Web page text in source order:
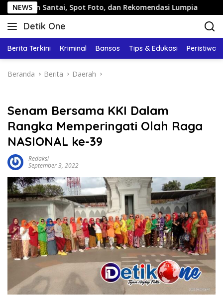
Langsung
ke
konten
NEWSSpot Foto, dan Rekomendasi Lumpia Panduan
Detik One
Tajam
Fakta
Berita Terkini Kriminal Bansos Tips & Edukasi Peristiwa
Beranda Berita Daerah
Senam Bersama KKI Dalam
Rangka Memperingati Olah Raga
NASIONAL ke-39
Redaksi
September 3, 2022